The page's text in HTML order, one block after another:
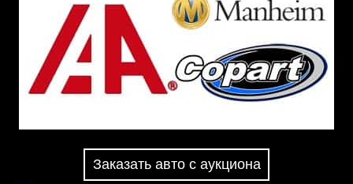
Заказать авто с аукциона